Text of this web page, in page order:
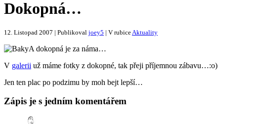
Dokopná…
12. Listopad 2007 | Publikoval joey5 | V rubice Aktuality
A dokopná je za náma…
V galerii už máme fotky z dokopné, tak přeji příjemnou zábavu…:o)
Jen ten plac po podzimu by moh bejt lepší…
Zápis je s jedním komentářem